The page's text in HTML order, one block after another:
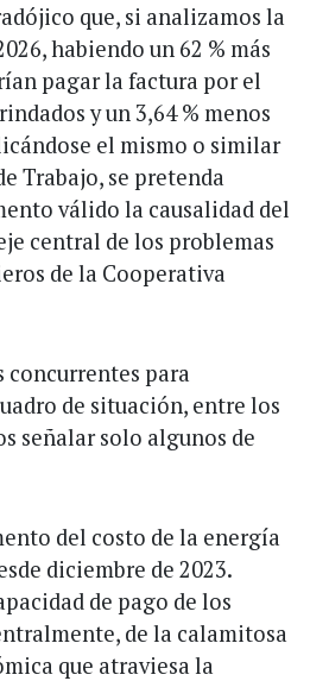
que, si analizamos la
habiendo un 62 % más
pagar la factura por el
y un 3,64 % menos
el mismo o similar
Trabajo, se pretenda
válido la causalidad del
central de los problemas
de la Cooperativa
concurrentes para
de situación, entre los
señalar solo algunos de
del costo de la energía
diciembre de 2023.
de pago de los
de la calamitosa
que atraviesa la